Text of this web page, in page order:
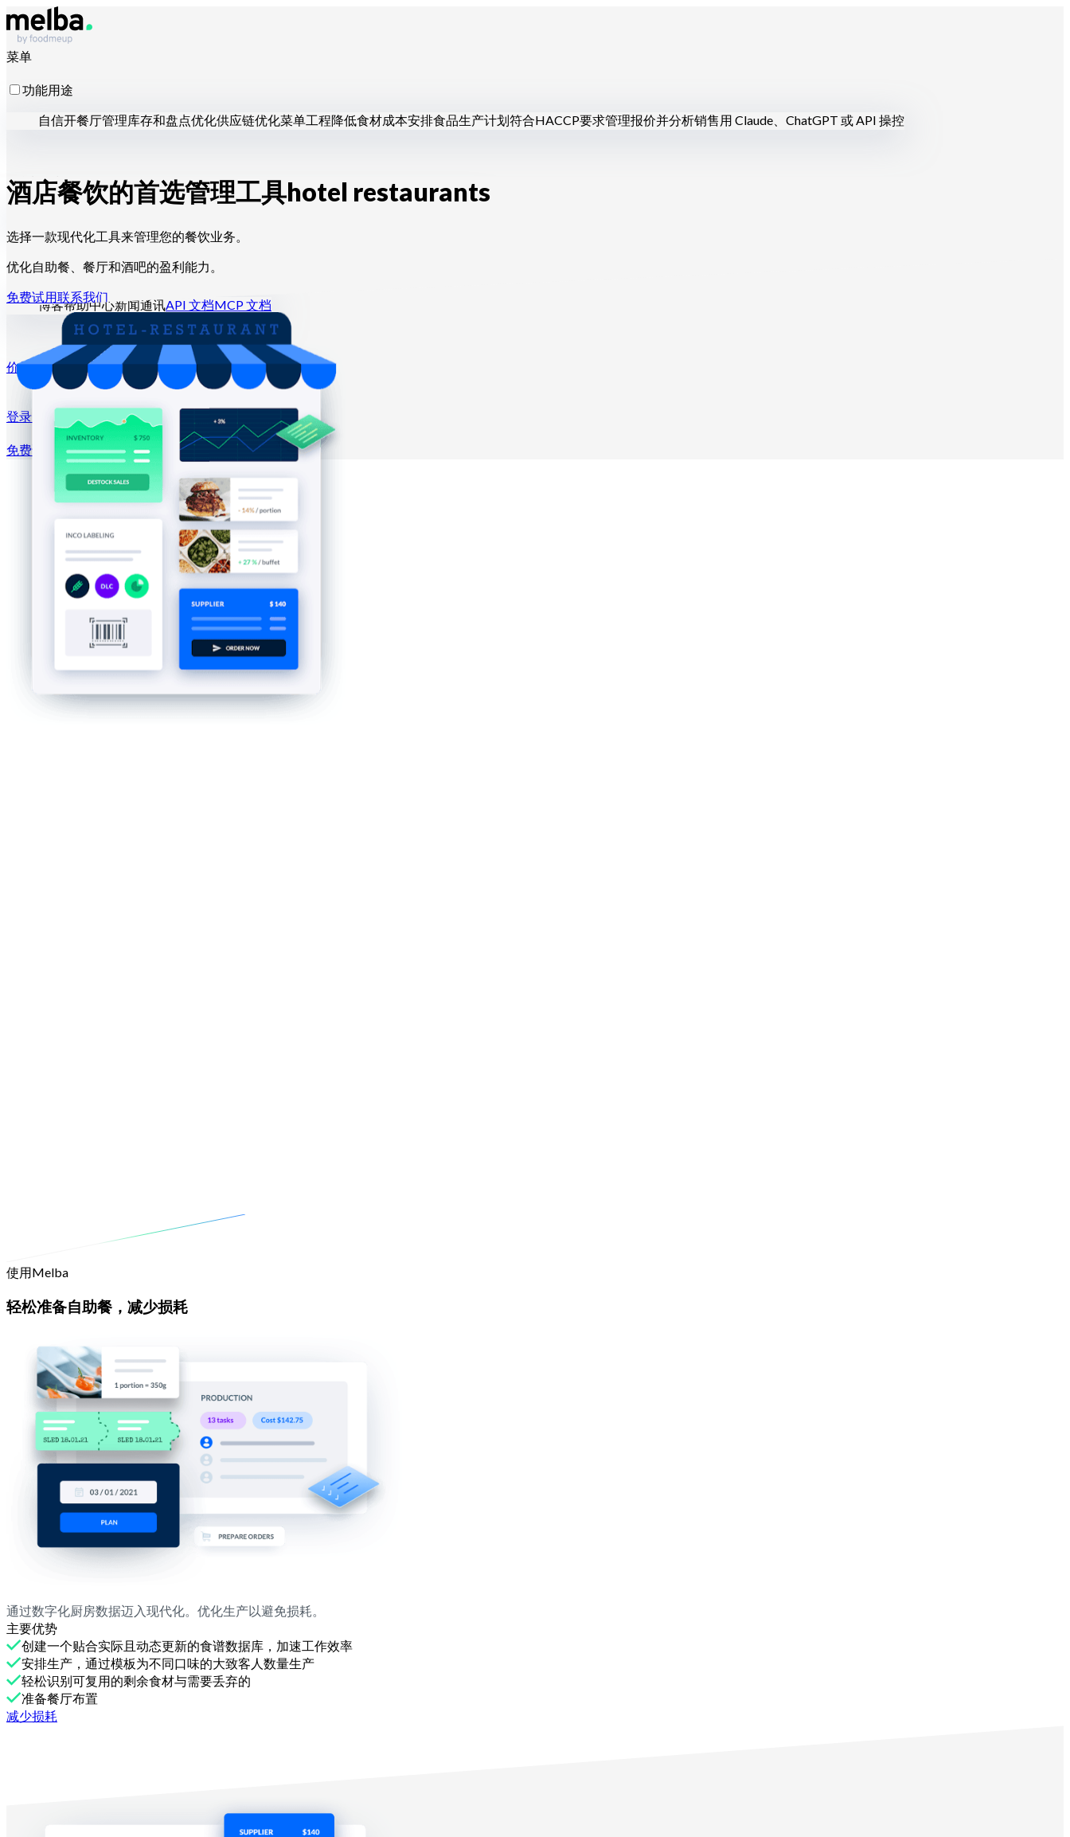
菜单
功能用途
自信开餐厅管理库存和盘点优化供应链优化菜单工程降低食材成本安排食品生产计划符合HACCP要求管理报价并分析销售 用 Claude、ChatGPT 或 API 操控
适用对象
资源
博客帮助中心新闻通讯API 文档MCP 文档
价格方案
登录 →
免费试用注册
酒店餐饮的首选管理工具hotel restaurants
选择一款现代化工具来管理您的餐饮业务。
优化自助餐、餐厅和酒吧的盈利能力。
免费试用联系我们
使用Melba
轻松准备自助餐，减少损耗
通过数字化厨房数据迈入现代化。优化生产以避免损耗。
主要优势
创建一个贴合实际且动态更新的食谱数据库，加速工作效率
安排生产，通过模板为不同口味的大致客人数量生产
轻松识别可复用的剩余食材与需要丢弃的
准备餐厅布置
减少损耗